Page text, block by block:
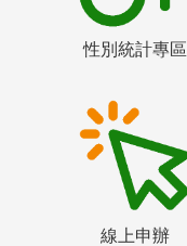
性別統計專區
線上申辦